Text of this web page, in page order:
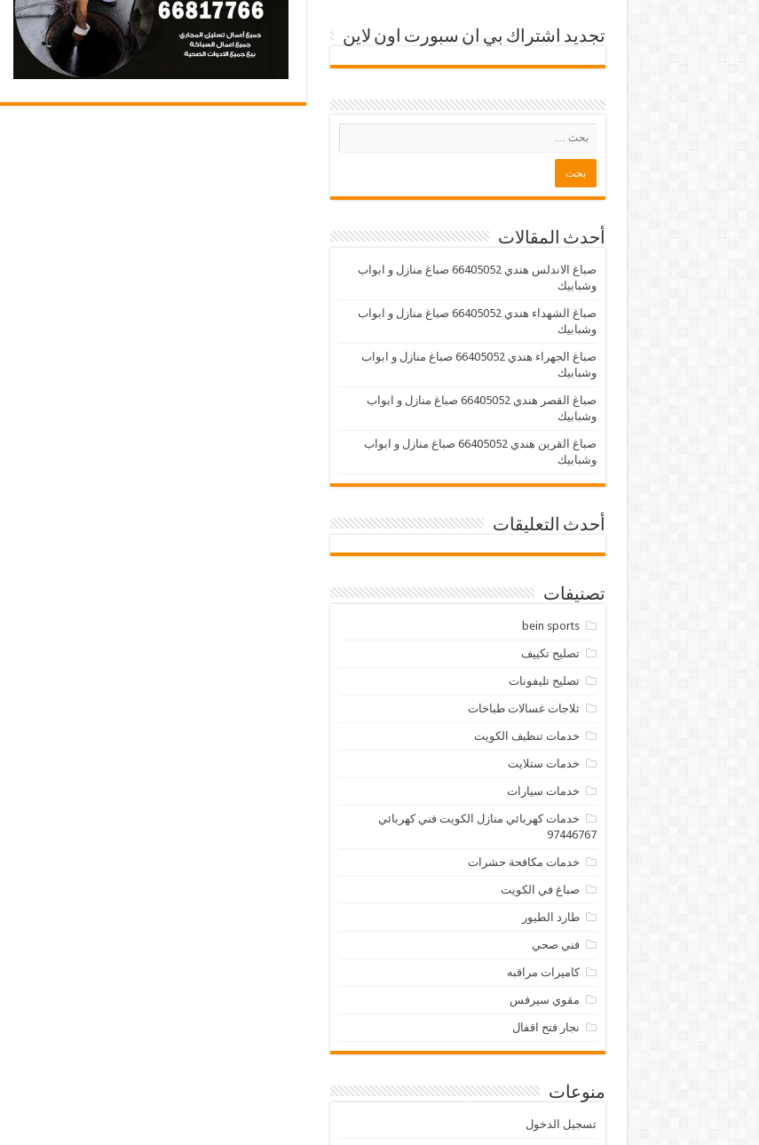
تجديد اشتراك بي ان سبورت اون لاين
أحدث المقالات
صباغ الاندلس هندي 66405052 صباغ منازل و ابواب
وشبابيك
صباغ الشهداء هندي 66405052 صباغ منازل و ابواب
وشبابيك
صباغ الجهراء هندي 66405052 صباغ منازل و ابواب
وشبابيك
صباغ القصر هندي 66405052 صباغ منازل و ابواب
وشبابيك
صباغ القرين هندي 66405052 صباغ منازل و ابواب
وشبابيك
أحدث التعليقات
تصنيفات
bein sports
تصليح تكييف
تصليح تليفونات
ثلاجات غسالات طباخات
خدمات تنظيف الكويت
خدمات ستلايت
خدمات سيارات
خدمات كهربائي منازل الكويت فني كهربائي
97446767
خدمات مكافحة حشرات
صباغ في الكويت
طارد الطيور
فني صحي
كاميرات مراقبه
مقوي سيرفس
نجار فتح اقفال
منوعات
تسجيل الدخول